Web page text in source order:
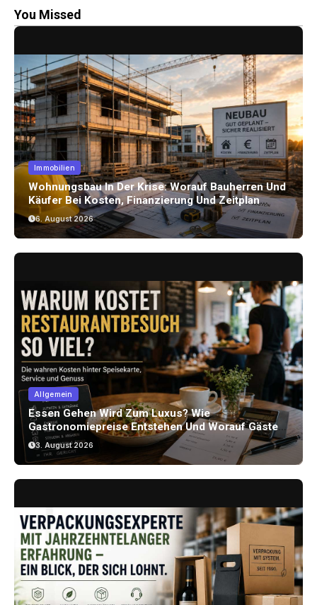
You Missed
Immobilien
Wohnungsbau In Der Krise: Worauf Bauherren Und
Käufer Bei Kosten, Finanzierung Und Zeitplan
Achten Sollten
6. August 2026
Allgemein
Essen Gehen Wird Zum Luxus? Wie
Gastronomiepreise Entstehen Und Worauf Gäste
Achten Können
3. August 2026